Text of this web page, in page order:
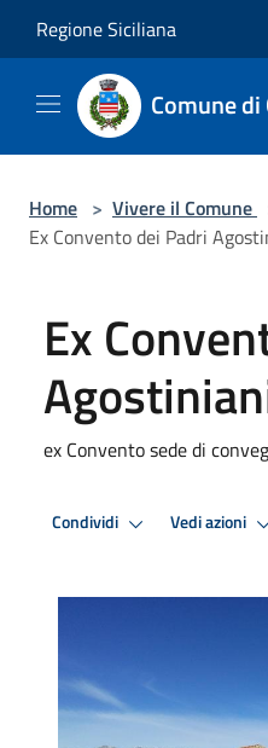
Regione Siciliana
Comune di
Home > Vivere il Comune
Ex Convento dei Padri
Ex
ex Convento sede di
Condividi Vedi azioni